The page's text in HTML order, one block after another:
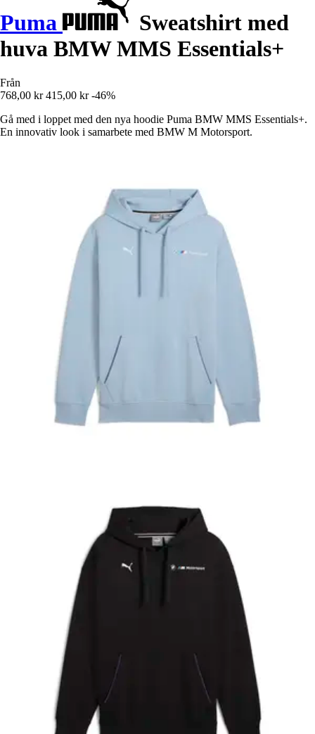
Puma
Sweatshirt med
huva BMW MMS Essentials+
Från
768,00 kr 415,00 kr -46%
Gå med i loppet med den nya hoodie Puma BMW MMS Essentials+.
En innovativ look i samarbete med BMW M Motorsport.